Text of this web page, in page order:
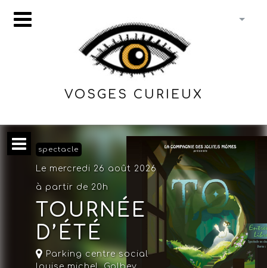
VOSGES CURIEUX
spectacle
Le mercredi 26 août 2026
à partir de 20h
TOURNÉE
D’ÉTÉ
Parking centre social